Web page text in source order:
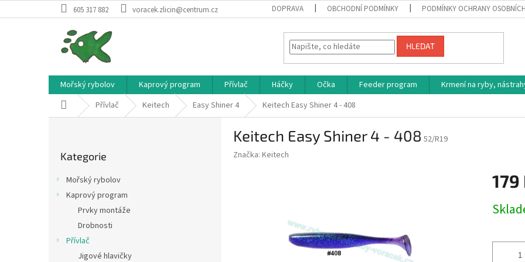
na
605 317 882 voracek.zlicin@centrum.cz DOPRAVA OBCHODNÍ PODMÍNKY PODMÍNKY OCHRANY OSOBNÍCH
HLEDAT
Mořský rybolov Kaprový program Přívlač Háčky Očka Feeder program Krmení na ryby,
Domů Přívlač Keitech Easy Shiner 4 Keitech Easy Shiner 4 - 408
kategorie
Kategorie
Mořský rybolov
Kaprový program
Prvky montáže
Drobnosti
Přívlač
Jigové hlavičky
Keitech Easy Shiner 4 - 408 52/R19
Značka: Keitech
179
cena: